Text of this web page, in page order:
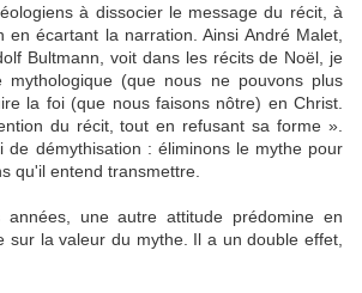
à dissocier le message du récit, à
en écartant la narration. Ainsi André Malet,
Bultmann, voit dans les récits de Noël, je
(que nous ne pouvons plus
la foi (que nous faisons nôtre) en Christ.
du récit, tout en refusant sa forme ».
de démythisation : éliminons le mythe pour
qu'il entend transmettre.
années, une autre attitude prédomine en
sur la valeur du mythe. Il a un double effet,